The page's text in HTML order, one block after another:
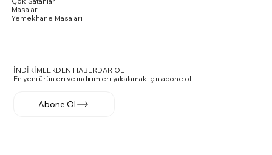
Masalar
Yemekhane Masaları
İNDİRİMLERDEN HABERDAR OL
En yeni ürünleri ve indirimleri yakalamak için abone ol!
Abone Ol